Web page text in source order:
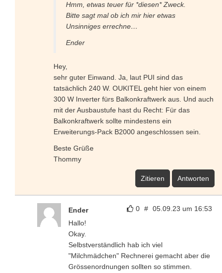
Hmm, etwas teuer für *diesen* Zweck.
Bitte sagt mal ob ich mir hier etwas
Unsinniges errechne…
Ender
Hey,
sehr guter Einwand. Ja, laut PUI sind das
tatsächlich 240 W. OUKITEL geht hier von einem
300 W Inverter fürs Balkonkraftwerk aus. Und auch
mit der Ausbaustufe hast du Recht: Für das
Balkonkraftwerk sollte mindestens ein
Erweiterungs-Pack B2000 angeschlossen sein.
Beste Grüße
Thommy
Zitieren Antworten
0 # 05.09.23 um 16:53
Ender
Hallo!
Okay.
Selbstverständlich hab ich viel
"Milchmädchen" Rechnerei gemacht aber die
Grössenordnungen sollten so stimmen.